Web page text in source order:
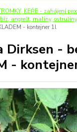
KEŘE - zahájení
angrešt, maliny,
- kontejner 1l
Dirksen -
-